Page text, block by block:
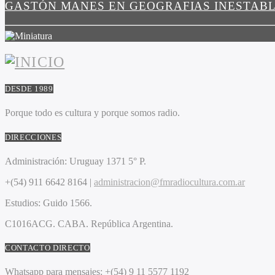
GASTÓN MANES EN GEOGRAFIAS
DESDE 1989
Porque todo es cultura y porque somos radio.
DIRECCIONES
Administración: Uruguay 1371 5° P.
+(54) 911 6642 8164 | administracion@fmradiocultura.com.ar
Estudios: Guido 1566.
C1016ACG. CABA. República Argentina.
CONTACTO DIRECTO
Whatsapp para mensajes: +(54) 9 11 5577 1192